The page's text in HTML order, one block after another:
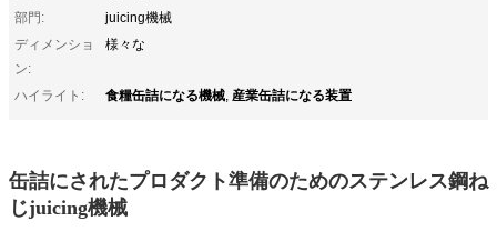
部門:
juicing機械
ディメンショ
ン:
様々な
ハイライト: 食糧缶詰になる機械, 産業缶詰になる装置
缶詰にされたプロダクト準備のためのステンレス鋼ね
じjuicing機械